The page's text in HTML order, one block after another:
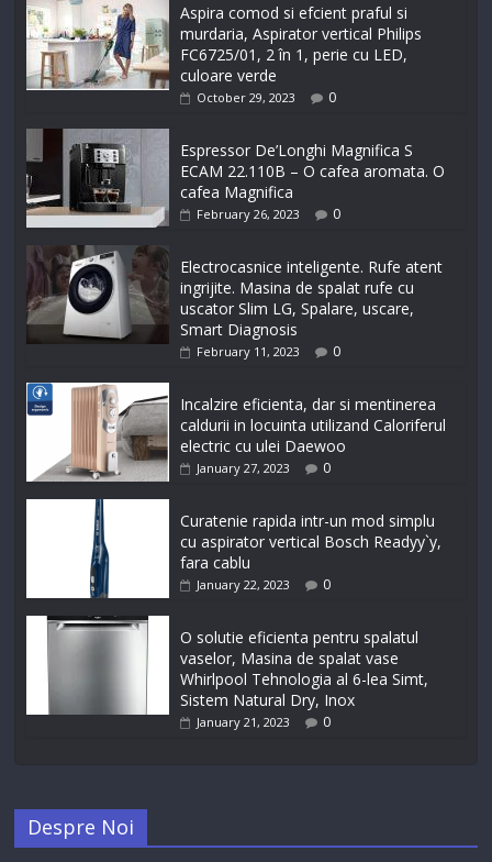
Aspira comod si efcient praful si
murdaria, Aspirator vertical Philips
FC6725/01, 2 în 1, perie cu LED,
culoare verde
October 29, 2023 0
Espressor De’Longhi Magnifica S
ECAM 22.110B – O cafea aromata. O
cafea Magnifica
February 26, 2023 0
Electrocasnice inteligente. Rufe atent
ingrijite. Masina de spalat rufe cu
uscator Slim LG, Spalare, uscare,
Smart Diagnosis
February 11, 2023 0
Incalzire eficienta, dar si mentinerea
caldurii in locuinta utilizand Caloriferul
electric cu ulei Daewoo
January 27, 2023 0
Curatenie rapida intr-un mod simplu
cu aspirator vertical Bosch Readyy`y,
fara cablu
January 22, 2023 0
O solutie eficienta pentru spalatul
vaselor, Masina de spalat vase
Whirlpool Tehnologia al 6-lea Simt,
Sistem Natural Dry, Inox
January 21, 2023 0
Despre Noi